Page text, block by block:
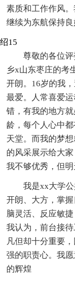
素质和工作作风
继续为东航保持良
绍15
尊敬的各位
乡x山东枣庄的考
开朗。16岁的我
最爱。人常喜爱
错，有我的地方
龄，每个人心中
天堂。而我的梦
的风采展示给大
我不够优秀，但明
我是xx大学
开朗、大方，掌
脑灵活、反应敏
我认为，前台接
凡但却十分重要
强的职责心。我
的辉煌